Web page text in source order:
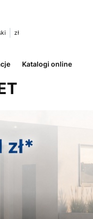
0. Zobacz szczegóły
zł
Katalogi online